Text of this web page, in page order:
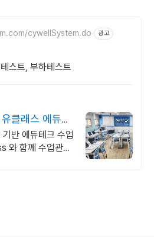
cywellSystem.do 광고
스트, 부하테스트
클래스 에듀테
반 에듀테크 수업
와 함께 수업관리